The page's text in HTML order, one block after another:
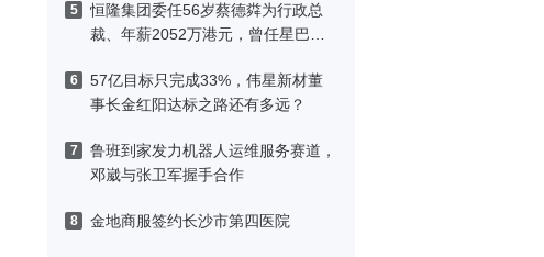
5
恒隆集团委任56岁蔡德粦为行政总
裁、年薪2052万港元，曾任星巴克
6
57亿目标只完成33%，伟星新材董
事长金红阳达标之路还有多远？
7
鲁班到家发力机器人运维服务赛道，
邓崴与张卫军握手合作
8 金地商服签约长沙市第四医院